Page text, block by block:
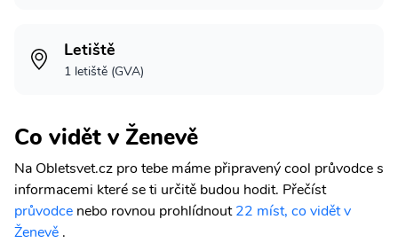
Letiště
1 letiště (GVA)
Co vidět v Ženevě
Na Obletsvet.cz pro tebe máme připravený cool průvodce s
informacemi které se ti určitě budou hodit. Přečíst
průvodce nebo rovnou prohlídnout22 míst, co vidět v
Ženevě .